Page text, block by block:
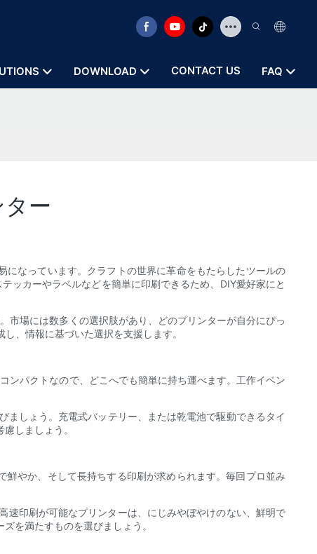
DOWNLOAD CONTACT US FAQ
ー
なっています。クラフトの世界に革命をもたらしたツールの
ッカーやラベルなどを簡単に印刷できるため、DIY愛好家にと
場には数多くの選択肢があり、どのプリンターが自分にぴっ
、情報に基づいた選択を支援します。
ンパクトなので、どこへでも簡単に持ち運べます。工作イベン
しょう。充電式バッテリー、または乾電池で駆動できるタイ
しましょう。
やか、そして長持ちする印刷が求められます。毎回プロ並み
速印刷が可能なプリンターは、にじみやぼやけのない、鮮明で
を満たすものを選びましょう。